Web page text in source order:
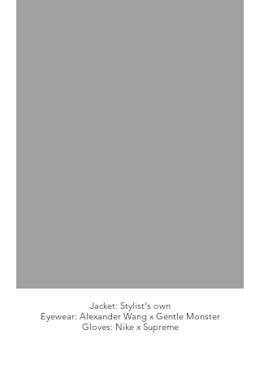
Jacket: Stylist's own
Eyewear: Alexander Wang x Gentle Monster
Gloves: Nike x Supreme